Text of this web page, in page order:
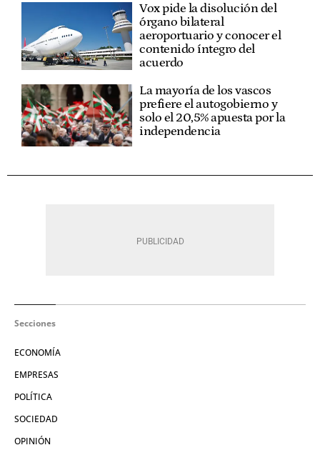
Vox pide la disolución del
órgano bilateral
aeroportuario y conocer el
contenido íntegro del
acuerdo
La mayoría de los vascos
prefiere el autogobierno y
solo el 20,5% apuesta por la
independencia
Secciones
ECONOMÍA
EMPRESAS
POLÍTICA
SOCIEDAD
OPINIÓN